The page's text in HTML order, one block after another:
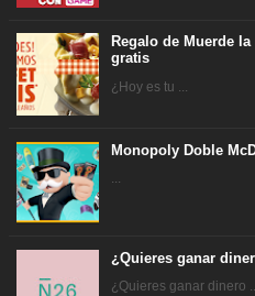
Regalo de Muerde
gratis
¿Hoy es tu ...
Monopoly Doble
...
¿Quieres ganar
¿Quieres ganar dinero